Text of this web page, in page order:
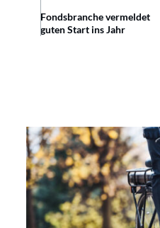
Fondsbranche vermeldet
guten Start ins Jahr